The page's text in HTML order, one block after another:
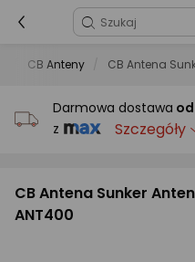
CB Anteny CB Antena
Darmowa dostawa od
z
Szczegóły
CB Antena Sunker
ANT400